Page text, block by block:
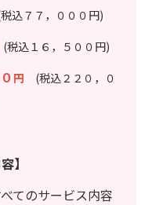
込７７，０００円)
(税込１６，５００円)
円 (税込２２０，０
】
てのサービス内容